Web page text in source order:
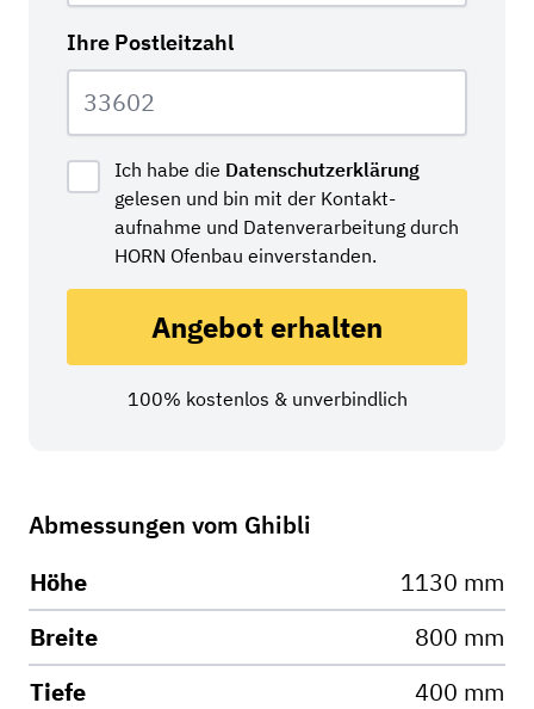
Ihre Postleitzahl
Ich habe die Datenschutzerklärung
gelesen und bin mit der Kontakt­
aufnahme und Daten­verarbeitung durch
HORN Ofenbau einverstanden.
Angebot erhalten
100% kostenlos & unverbindlich
Abmessungen vom Ghibli
Höhe
1130 mm
Breite
800 mm
Tiefe
400 mm